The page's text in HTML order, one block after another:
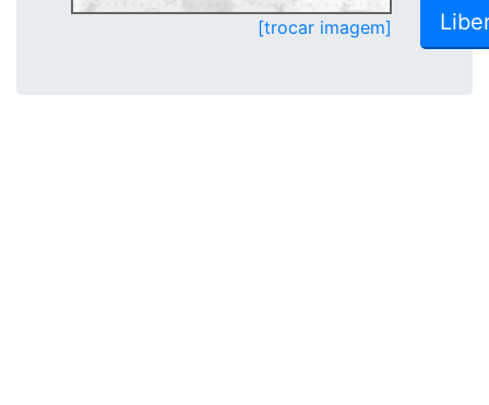
[trocar imagem]